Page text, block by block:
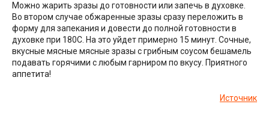
Можно жарить зразы до готовности или запечь в духовке.
Во втором случае обжаренные зразы сразу переложить в
форму для запекания и довести до полной готовности в
духовке при 180С. На это уйдет примерно 15 минут. Сочные,
вкусные мясные мясные зразы с грибным соусом бешамель
подавать горячими с любым гарниром по вкусу. Приятного
аппетита!
Источник